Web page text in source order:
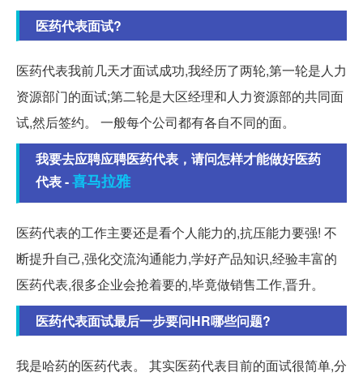
医药代表面试?
医药代表我前几天才面试成功,我经历了两轮,第一轮是人力
资源部门的面试;第二轮是大区经理和人力资源部的共同面
试,然后签约。 一般每个公司都有各自不同的面。
我要去应聘应聘医药代表，请问怎样才能做好医药
代表 -喜马拉雅
医药代表的工作主要还是看个人能力的,抗压能力要强! 不
断提升自己,强化交流沟通能力,学好产品知识,经验丰富的
医药代表,很多企业会抢着要的,毕竟做销售工作,晋升。
医药代表面试最后一步要问HR哪些问题?
我是哈药的医药代表。 其实医药代表目前的面试很简单,分